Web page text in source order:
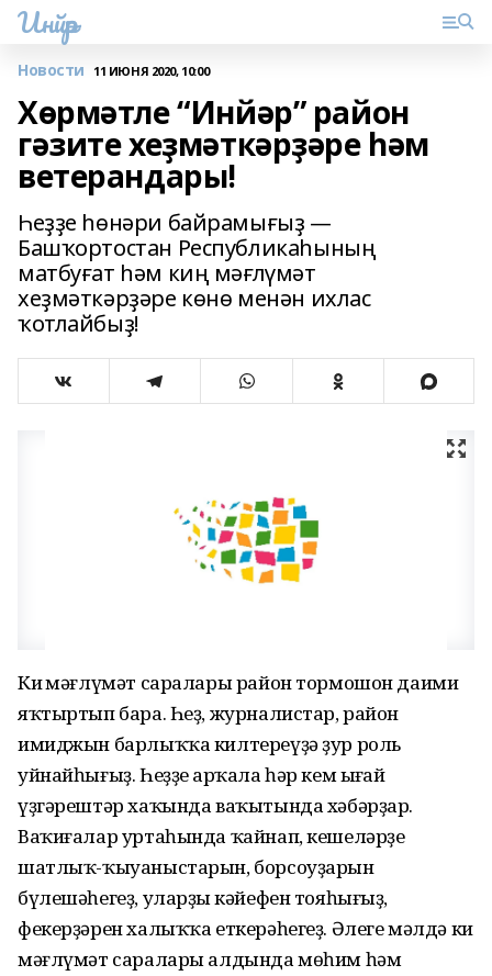
Инйәр
Новости 11 ИЮНЯ 2020, 10:00
Хөрмәтле “Инйәр” район
гәзите хеҙмәткәрҙәре һәм
ветерандары!
Һеҙҙе һөнәри байрамығыҙ —
Башҡортостан Республикаһының
матбуғат һәм киң мәғлүмәт
хеҙмәткәрҙәре көнө менән ихлас
ҡотлайбыҙ!
Киң мәғлүмәт саралары район тормошон даими
яҡтыртып бара. Һеҙ, журналистар, район
имиджын барлыҡҡа килтереүҙә ҙур роль
уйнайһығыҙ. Һеҙҙең арҡала һәр кем ыңғай
үҙгәрештәр хаҡында ваҡытында хәбәрҙар.
Ваҡиғалар уртаһында ҡайнап, кешеләрҙең
шатлыҡ-ҡыуаныстарын, борсоуҙарын
бүлешәһегеҙ, уларҙың кәйефен тояһығыҙ,
фекерҙәрен халыҡҡа еткерәһегеҙ. Әлеге мәлдә киң
мәғлүмәт саралары алдында мөһим һәм